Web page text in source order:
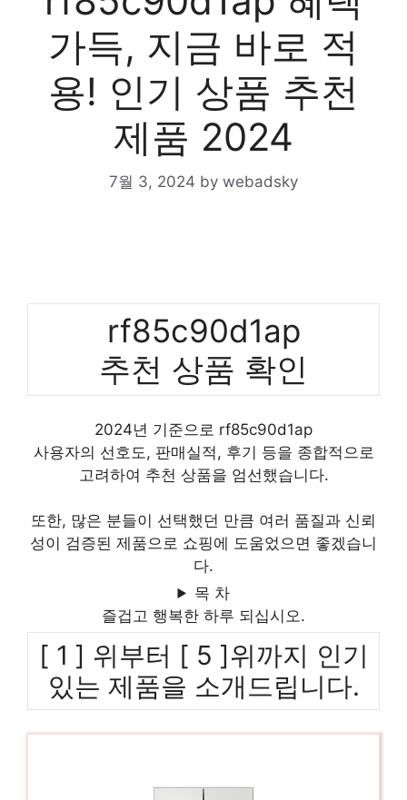
가득, 지금 바로 적
용! 인기 상품 추천
제품 2024
7월 3, 2024 by webadsky
rf85c90d1ap
추천 상품 확인
2024년 기준으로 rf85c90d1ap
사용자의 선호도, 판매실적, 후기 등을 종합적으로
고려하여 추천 상품을 엄선했습니다.
또한, 많은 분들이 선택했던 만큼 여러 품질과 신뢰
성이 검증된 제품으로 쇼핑에 도움었으면 좋겠습니
다.
목 차
즐겁고 행복한 하루 되십시오.
[ 1 ] 위부터 [ 5 ]위까지 인기
있는 제품을 소개드립니다.